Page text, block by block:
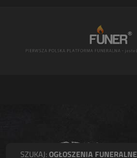
SZUKAJ:OGŁOSZENIA FUNERALNE